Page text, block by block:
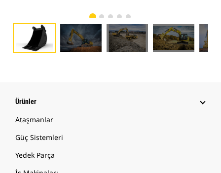
Ürünler
Ataşmanlar
Güç Sistemleri
Yedek Parça